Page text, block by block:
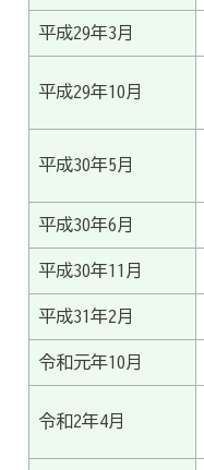
平成29年3月
平成29年10月
平成30年5月
平成30年6月
平成30年11月
平成31年2月
令和元年10月
令和2年4月